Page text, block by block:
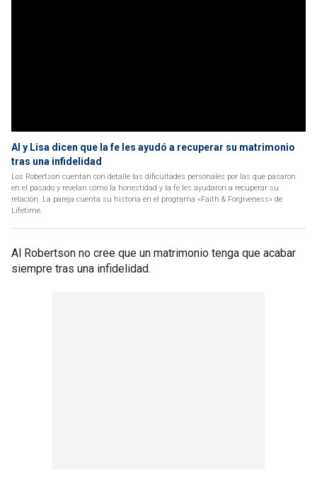
Al y Lisa dicen que la fe les ayudó a recuperar su matrimonio
tras una infidelidad
Los Robertson cuentan con detalle las dificultades personales por las que pasaron
en el pasado y revelan cómo la honestidad y la fe les ayudaron a recuperar su
relación. La pareja cuenta su historia en el programa «Faith & Forgiveness» de
Lifetime.
Al Robertson no cree que un matrimonio tenga que acabar
siempre tras una infidelidad.